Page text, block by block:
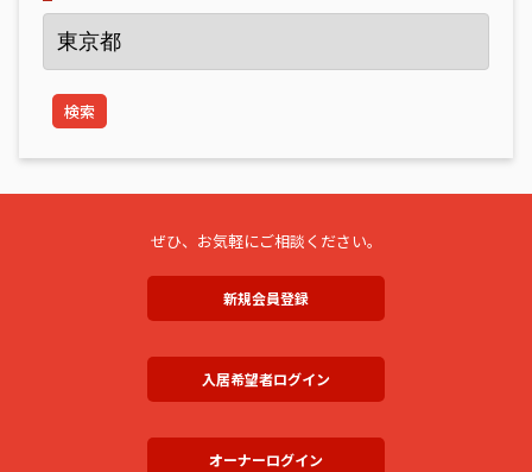
検索
ぜひ、お気軽にご相談ください。
新規会員登録
入居希望者ログイン
オーナーログイン